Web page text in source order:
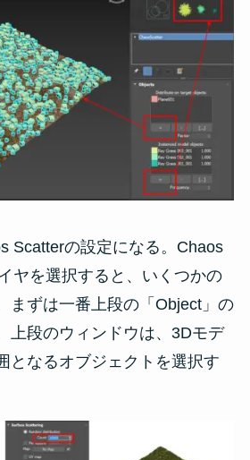
Scatterの設定になる。Chaos
ヤを選択すると、いくつかの
まずは一番上段の「Object」の
上段のウィンドウは、3Dモデ
となるオブジェクトを選択す